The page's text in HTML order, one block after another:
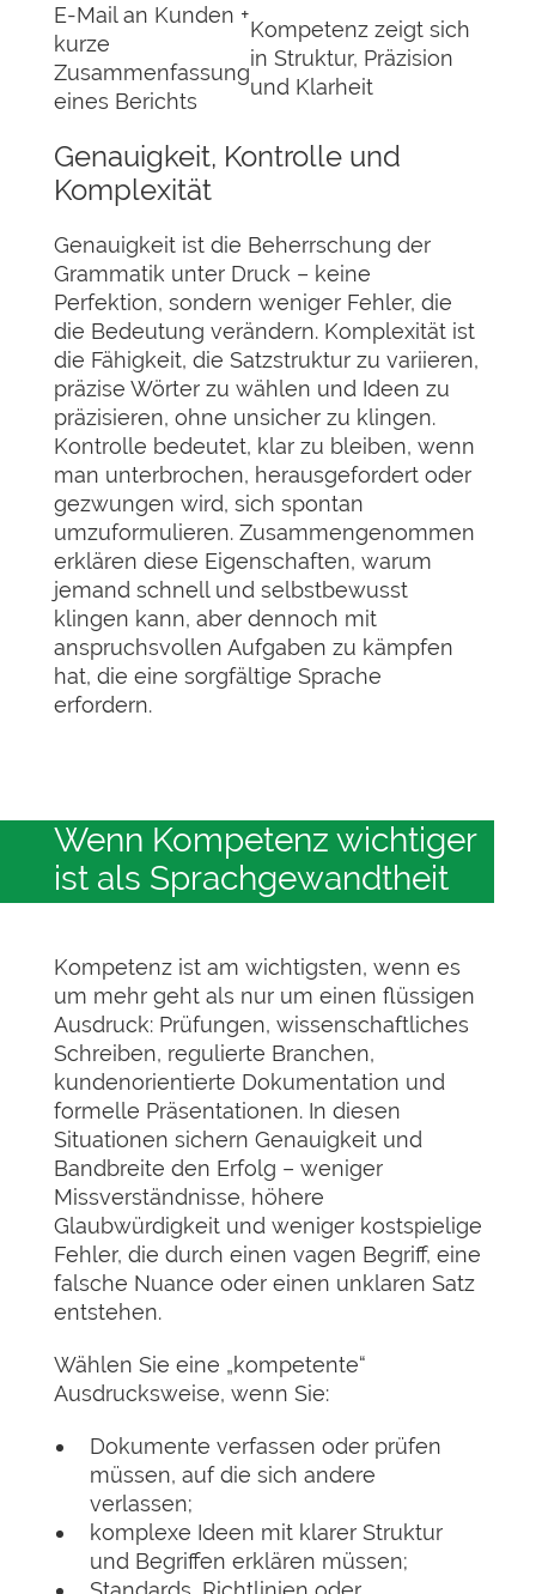
E-Mail an Kunden +
kurze
Zusammenfassung
eines Berichts
Kompetenz zeigt sich
in Struktur, Präzision
und Klarheit
Genauigkeit, Kontrolle und
Komplexität
Genauigkeit ist die Beherrschung der
Grammatik unter Druck – keine
Perfektion, sondern weniger Fehler, die
die Bedeutung verändern. Komplexität ist
die Fähigkeit, die Satzstruktur zu variieren,
präzise Wörter zu wählen und Ideen zu
präzisieren, ohne unsicher zu klingen.
Kontrolle bedeutet, klar zu bleiben, wenn
man unterbrochen, herausgefordert oder
gezwungen wird, sich spontan
umzuformulieren. Zusammengenommen
erklären diese Eigenschaften, warum
jemand schnell und selbstbewusst
klingen kann, aber dennoch mit
anspruchsvollen Aufgaben zu kämpfen
hat, die eine sorgfältige Sprache
erfordern.
Wenn Kompetenz wichtiger
ist als Sprachgewandtheit
Kompetenz ist am wichtigsten, wenn es
um mehr geht als nur um einen flüssigen
Ausdruck: Prüfungen, wissenschaftliches
Schreiben, regulierte Branchen,
kundenorientierte Dokumentation und
formelle Präsentationen. In diesen
Situationen sichern Genauigkeit und
Bandbreite den Erfolg – weniger
Missverständnisse, höhere
Glaubwürdigkeit und weniger kostspielige
Fehler, die durch einen vagen Begriff, eine
falsche Nuance oder einen unklaren Satz
entstehen.
Wählen Sie eine „kompetente“
Ausdrucksweise, wenn Sie:
Dokumente verfassen oder prüfen
müssen, auf die sich andere
verlassen;
komplexe Ideen mit klarer Struktur
und Begriffen erklären müssen;